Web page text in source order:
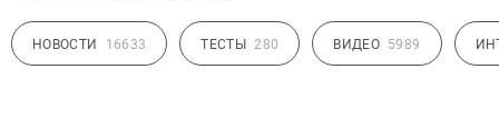
НОВОСТИ 16633 ТЕСТЫ 280 ВИДЕО 5989